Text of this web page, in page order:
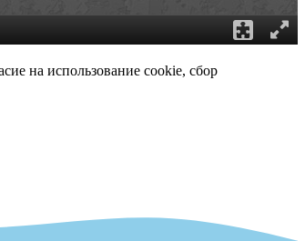
на использование cookie, сбор